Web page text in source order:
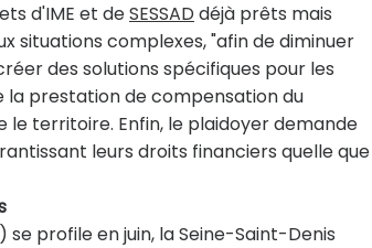
d'IME et deSESSAD déjà prêts mais
situations complexes, "afin de diminuer
des solutions spécifiques pour les
la prestation de compensation du
territoire. Enfin, le plaidoyer demande
leurs droits financiers quelle que
) se profile en juin, la Seine-Saint-Denis